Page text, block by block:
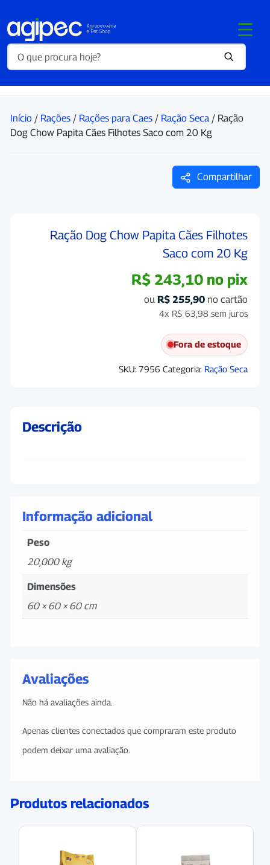
Início / Rações / Rações para Caes / Ração Seca / Ração
Dog Chow Papita Cães Filhotes Saco com 20 Kg
Compartilhar
Ração Dog Chow Papita Cães Filhotes
Saco com 20 Kg
R$ 243,10 no pix
ou R$ 255,90 no cartão
4x R$ 63,98 sem juros
Fora de estoque
SKU: 7956 Categoria: Ração Seca
Descrição
Informação adicional
Peso
20,000 kg
Dimensões
60 × 60 × 60 cm
Avaliações
Não há avaliações ainda.
Apenas clientes conectados que compraram este produto
podem deixar uma avaliação.
Produtos relacionados